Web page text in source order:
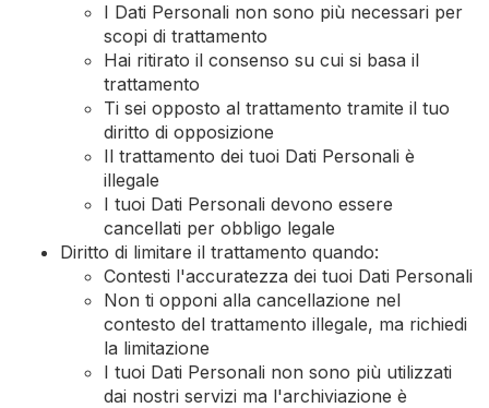
I Dati Personali non sono più necessari per
scopi di trattamento
Hai ritirato il consenso su cui si basa il
trattamento
Ti sei opposto al trattamento tramite il tuo
diritto di opposizione
Il trattamento dei tuoi Dati Personali è
illegale
I tuoi Dati Personali devono essere
cancellati per obbligo legale
Diritto di limitare il trattamento quando:
Contesti l'accuratezza dei tuoi Dati Personali
Non ti opponi alla cancellazione nel
contesto del trattamento illegale, ma richiedi
la limitazione
I tuoi Dati Personali non sono più utilizzati
dai nostri servizi ma l'archiviazione è